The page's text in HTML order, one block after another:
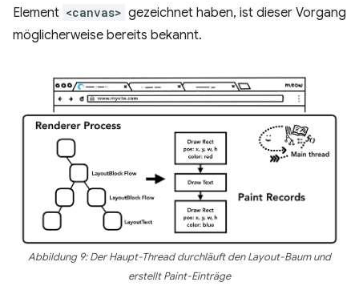
Element <canvas> gezeichnet haben, ist dieser Vorgang
möglicherweise bereits bekannt.
Abbildung 9: Der Haupt-Thread durchläuft den Layout-Baum und
erstellt Paint-Einträge